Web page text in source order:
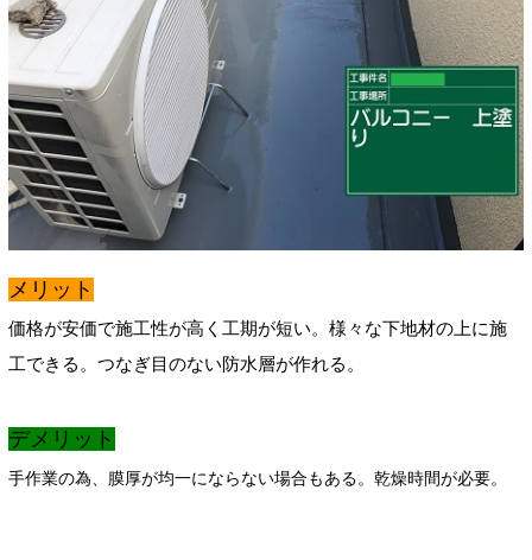
メリット
価格が安価で施工性が高く工期が短い。様々な下地材の上に施
工できる。つなぎ目のない防水層が作れる。
デメリット
手作業の為、膜厚が均一にならない場合もある。乾燥時間が必要。